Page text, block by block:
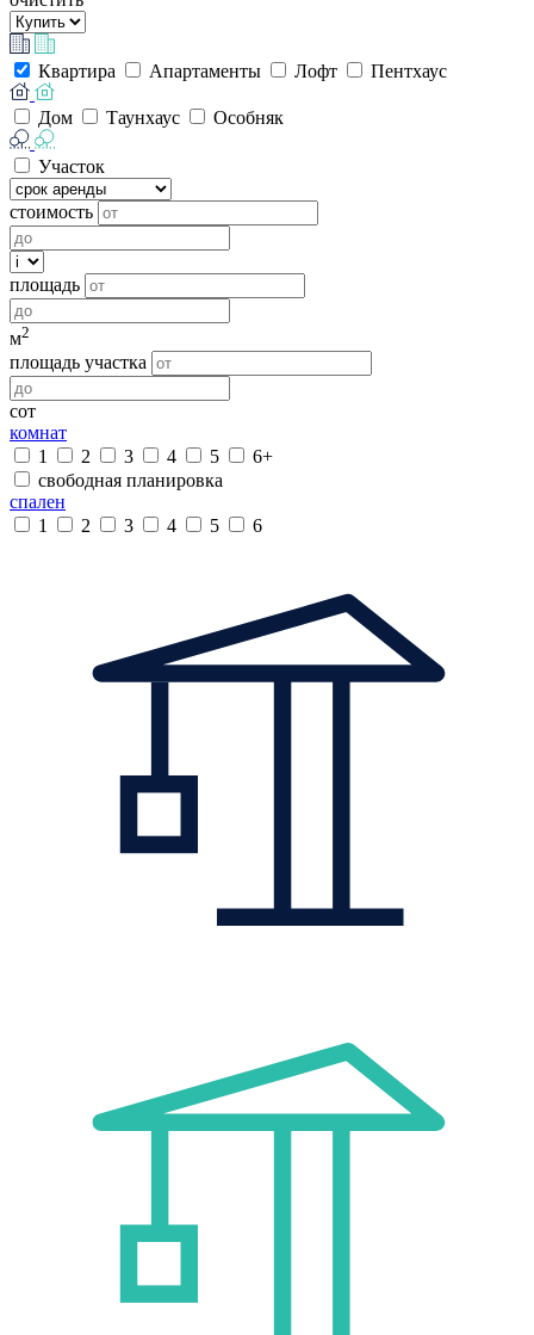
Квартира Апартаменты Лофт Пентхаус
Дом Таунхаус Особняк
Участок
стоимость
площадь
м2
площадь участка
сот
комнат
1
2 3 4 5
6+
свободная планировка
спален
1
2 3 4 5 6